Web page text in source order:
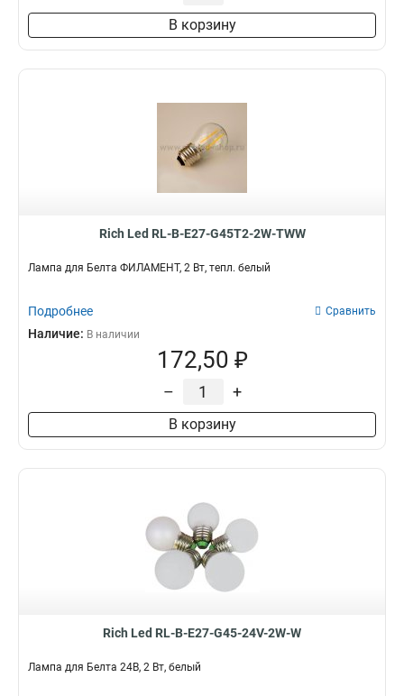
В корзину
Rich Led RL-B-E27-G45T2-2W-TWW
Лампа для Белта ФИЛАМЕНТ, 2 Вт, тепл. белый
Подробнее Сравнить
Наличие: В наличии
172,50 ₽
– +
В корзину
Rich Led RL-B-E27-G45-24V-2W-W
Лампа для Белта 24В, 2 Вт, белый